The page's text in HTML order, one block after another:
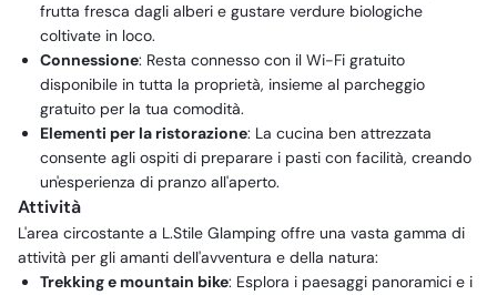
frutta fresca dagli alberi e gustare verdure biologiche
coltivate in loco.
Connessione: Resta connesso con il Wi-Fi gratuito
disponibile in tutta la proprietà, insieme al parcheggio
gratuito per la tua comodità.
Elementi per la ristorazione: La cucina ben attrezzata
consente agli ospiti di preparare i pasti con facilità, creando
un'esperienza di pranzo all'aperto.
Attività
L'area circostante a L.Stile Glamping offre una vasta gamma di
attività per gli amanti dell'avventura e della natura:
Trekking e mountain bike: Esplora i paesaggi panoramici e i